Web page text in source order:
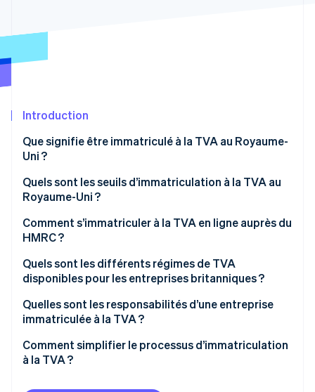
Radar
Atlas
Élimination du carbone
Vérification de l'identité
Stripe Sessions 2026
Découvrez comment Stripe construit l’infrastructure
Introduction
Que signifie être immatriculé à la TVA au Royaume-
Uni ?
Quels sont les seuils d’immatriculation à la TVA au
Royaume-Uni ?
Comment s’immatriculer à la TVA en ligne auprès du
HMRC ?
Quels sont les différents régimes de TVA
disponibles pour les entreprises britanniques ?
Régime forfaitaire
Régime de comptabilité annuelle
Quelles sont les responsabilités d’une entreprise
immatriculée à la TVA ?
Making Tax Digital (MTD)
Comment simplifier le processus d’immatriculation
à la TVA ?